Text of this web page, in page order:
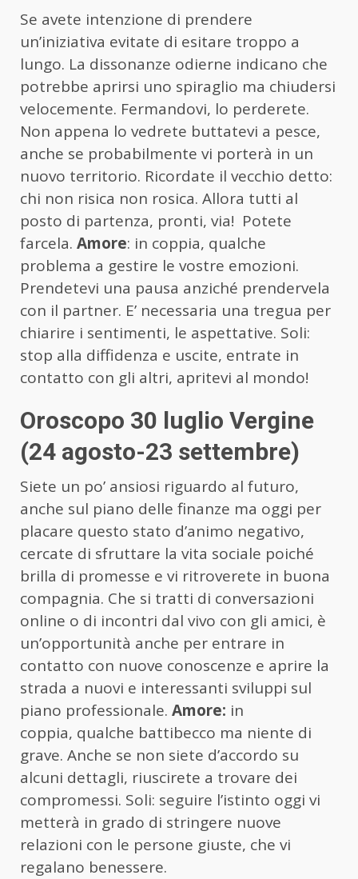
Se avete intenzione di prendere
un’iniziativa evitate di esitare troppo a
lungo. La dissonanze odierne indicano che
potrebbe aprirsi uno spiraglio ma chiudersi
velocemente. Fermandovi, lo perderete.
Non appena lo vedrete buttatevi a pesce,
anche se probabilmente vi porterà in un
nuovo territorio. Ricordate il vecchio detto:
chi non risica non rosica. Allora tutti al
posto di partenza, pronti, via! Potete
farcela. Amore: in coppia, qualche
problema a gestire le vostre emozioni.
Prendetevi una pausa anziché prendervela
con il partner. E’ necessaria una tregua per
chiarire i sentimenti, le aspettative. Soli:
stop alla diffidenza e uscite, entrate in
contatto con gli altri, apritevi al mondo!
Oroscopo 30 luglio Vergine
(24 agosto-23 settembre)
Siete un po’ ansiosi riguardo al futuro,
anche sul piano delle finanze ma oggi per
placare questo stato d’animo negativo,
cercate di sfruttare la vita sociale poiché
brilla di promesse e vi ritroverete in buona
compagnia. Che si tratti di conversazioni
online o di incontri dal vivo con gli amici, è
un’opportunità anche per entrare in
contatto con nuove conoscenze e aprire la
strada a nuovi e interessanti sviluppi sul
piano professionale. Amore: in
coppia, qualche battibecco ma niente di
grave. Anche se non siete d’accordo su
alcuni dettagli, riuscirete a trovare dei
compromessi. Soli: seguire l’istinto oggi vi
metterà in grado di stringere nuove
relazioni con le persone giuste, che vi
regalano benessere.